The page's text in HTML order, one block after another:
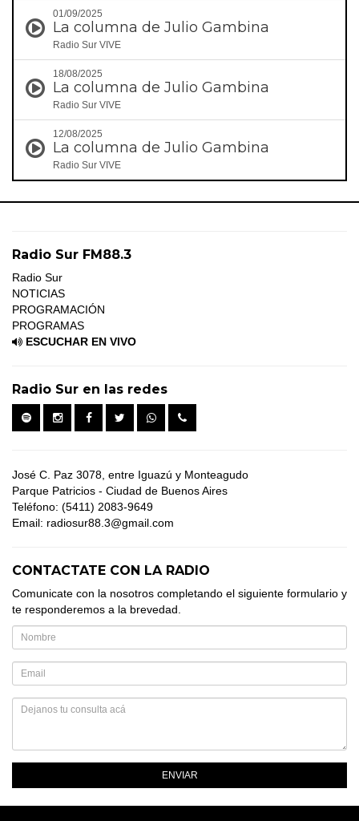
01/09/2025
La columna de Julio Gambina
Radio Sur VIVE
18/08/2025
La columna de Julio Gambina
Radio Sur VIVE
12/08/2025
La columna de Julio Gambina
Radio Sur VIVE
Radio Sur FM88.3
Radio Sur
NOTICIAS
PROGRAMACIÓN
PROGRAMAS
ESCUCHAR EN VIVO
Radio Sur en las redes
José C. Paz 3078, entre Iguazú y Monteagudo
Parque Patricios - Ciudad de Buenos Aires
Teléfono: (5411) 2083-9649
Email: radiosur88.3@gmail.com
CONTACTATE CON LA RADIO
Comunicate con la nosotros completando el siguiente formulario y
te responderemos a la brevedad.
ENVIAR